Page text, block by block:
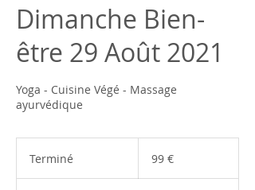
Dimanche Bien-
être 29 Août 2021
Yoga - Cuisine Végé - Massage
ayurvédique
Terminé 99 €